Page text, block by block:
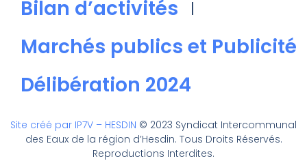
Bilan d’activités
Marchés publics et Publicité
Délibération 2024
Site créé par IP7V – HESDIN © 2023 Syndicat Intercommunal
des Eaux de la région d’Hesdin. Tous Droits Réservés.
Reproductions Interdites.